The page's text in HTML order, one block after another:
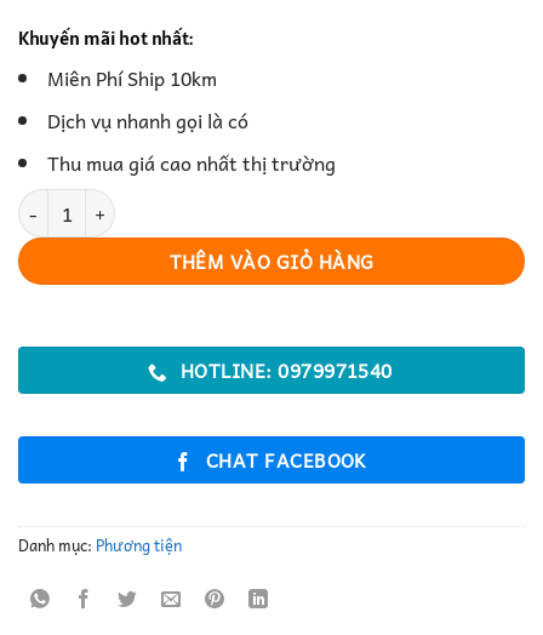
Khuyến mãi hot nhất:
Miên Phí Ship 10km
Dịch vụ nhanh gọi là có
Thu mua giá cao nhất thị trường
Xe Máy Số Cũ Bền Bỉ Giá Hợp Lý số lượng
THÊM VÀO GIỎ HÀNG
HOTLINE: 0979971540
CHAT FACEBOOK
Danh mục: Phương tiện